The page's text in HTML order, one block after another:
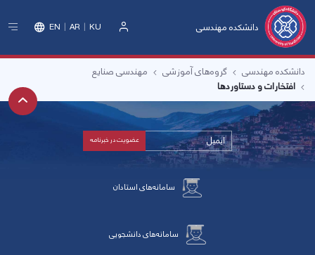
دانشکده مهندسی EN AR KU
دانشکده مهندسی گروه‌های آموزشی
مهندسی صنایع
افتخارات و دستاوردها
سامانه‌های استادان
سامانه‌های دانشجویی